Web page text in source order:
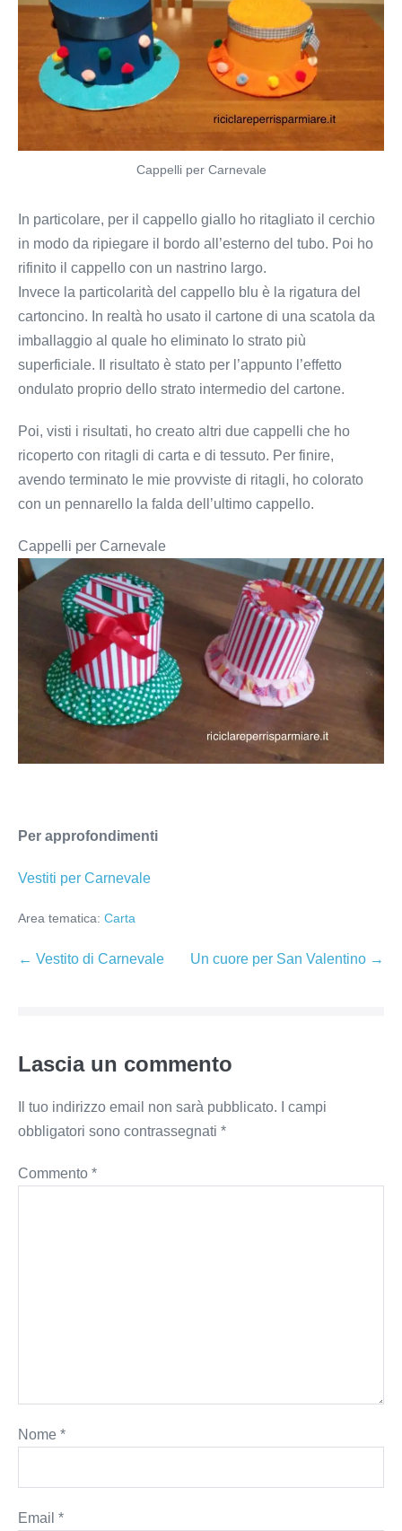
Cappelli per Carnevale
In particolare, per il cappello giallo ho ritagliato il cerchio
in modo da ripiegare il bordo all’esterno del tubo. Poi ho
rifinito il cappello con un nastrino largo.
Invece la particolarità del cappello blu è la rigatura del
cartoncino. In realtà ho usato il cartone di una scatola da
imballaggio al quale ho eliminato lo strato più
superficiale. Il risultato è stato per l’appunto l’effetto
ondulato proprio dello strato intermedio del cartone.
Poi, visti i risultati, ho creato altri due cappelli che ho
ricoperto con ritagli di carta e di tessuto. Per finire,
avendo terminato le mie provviste di ritagli, ho colorato
con un pennarello la falda dell’ultimo cappello.
Cappelli per Carnevale
Per approfondimenti
Vestiti per Carnevale
Area tematica: Carta
Navigazione
← Vestito di Carnevale Un cuore per San Valentino →
Lascia un commento
Il tuo indirizzo email non sarà pubblicato.
I campi
obbligatori sono contrassegnati *
Commento *
Nome *
Email *